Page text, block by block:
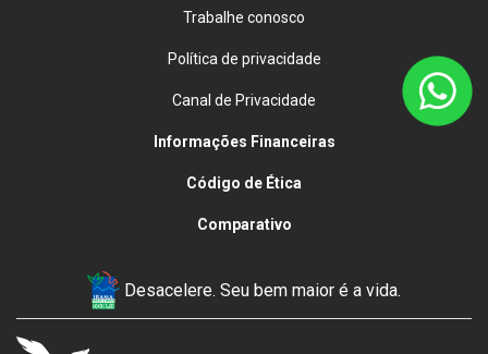
Trabalhe conosco
Política de privacidade
Canal de Privacidade
Informações Financeiras
Código de Ética
Comparativo
Desacelere. Seu bem maior é a vida.